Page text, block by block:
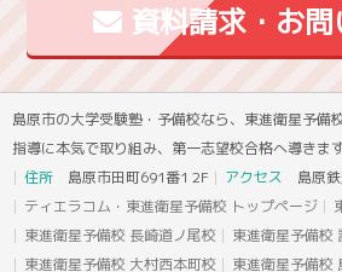
資料請求・お問
島原市の大学受験塾・予備校なら、東進衛星予
指導に本気で取り組み、第一志望校合格へ導きます
住所 島原市田町691番1 2F アクセス 島原鉄
ティエラコム・東進衛星予備校 トップページ
東進衛星予備校 長崎道ノ尾校
東進衛星予備校
東進衛星予備校 大村西本町校
東進衛星予備校